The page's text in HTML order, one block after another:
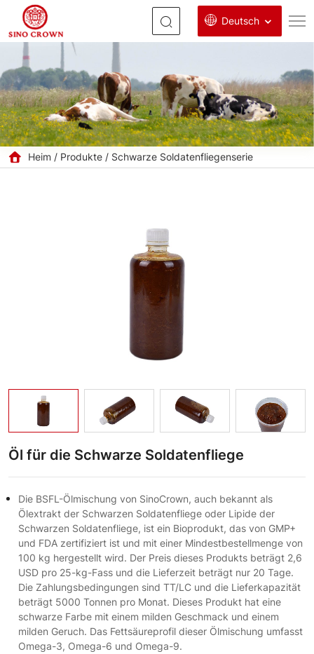
Deutsch
für
die
Schwarze
Soldatenfliege
Heim Produkte Schwarze Soldatenfliegenserie
Öl für die Schwarze Soldatenfliege
Die BSFL-Ölmischung von SinoCrown, auch bekannt als
Ölextrakt der Schwarzen Soldatenfliege oder Lipide der
Schwarzen Soldatenfliege, ist ein Bioprodukt, das von GMP+
und FDA zertifiziert ist und mit einer Mindestbestellmenge von
100 kg hergestellt wird. Der Preis dieses Produkts beträgt 2,6
USD pro 25-kg-Fass und die Lieferzeit beträgt nur 20 Tage.
Die Zahlungsbedingungen sind TT/LC und die Lieferkapazität
beträgt 5000 Tonnen pro Monat. Dieses Produkt hat eine
schwarze Farbe mit einem milden Geschmack und einem
milden Geruch. Das Fettsäureprofil dieser Ölmischung umfasst
Omega-3, Omega-6 und Omega-9.